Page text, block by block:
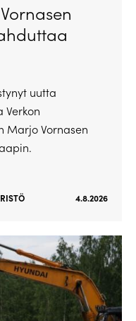
uutta
Verkon
Marjo Vornasen
4.8.2026